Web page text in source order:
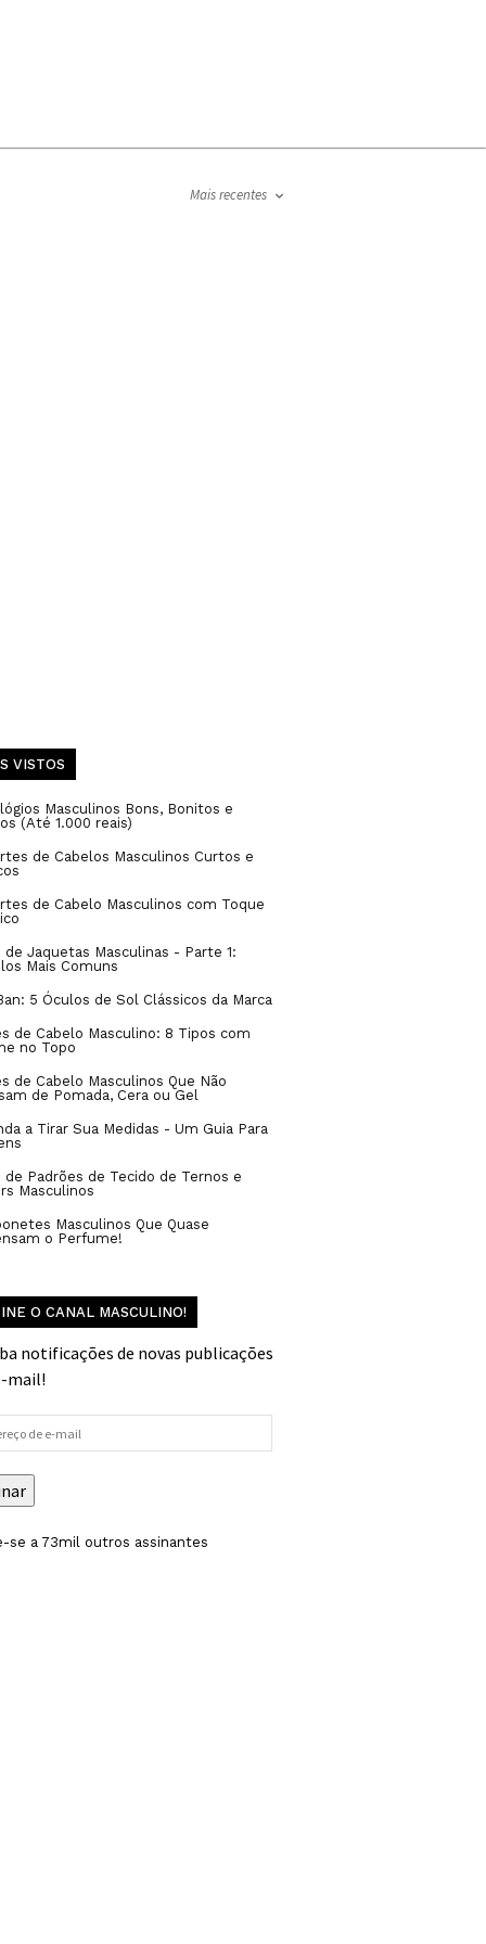
Mais recentes
VISTOS
Masculinos Bons, Bonitos e
(Até 1.000 reais)
de Cabelos Masculinos Curtos e
de Cabelo Masculinos com Toque
de Jaquetas Masculinas - Parte 1:
Mais Comuns
5 Óculos de Sol Clássicos da Marca
de Cabelo Masculino: 8 Tipos com
no Topo
de Cabelo Masculinos Que Não
de Pomada, Cera ou Gel
a Tirar Sua Medidas - Um Guia Para
de Padrões de Tecido de Ternos e
Masculinos
Masculinos Que Quase
o Perfume!
O CANAL MASCULINO!
notificações de novas publicações
mail!
se a 73mil outros assinantes